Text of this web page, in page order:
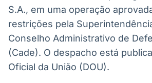
Plataforma
Soluções de Dados
e Conteúdos
S.A., em uma operação
restrições pela
Conselho Administrativo de
(Cade). O despacho está
Oficial da União (DOU).